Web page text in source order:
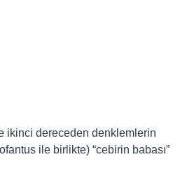
ikinci dereceden denklemlerin
ile birlikte) “cebirin babası”